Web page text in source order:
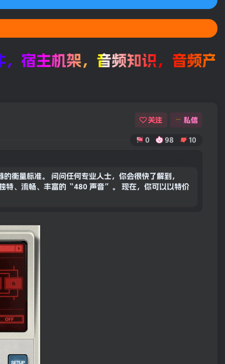
，音频知识，音频产品评测。
关注 私信
0 98 10
衡量标准。 问问任何专业人士，你会很快了解到，
特、流畅、丰富的“480 声音”。 现在，你可以以特价